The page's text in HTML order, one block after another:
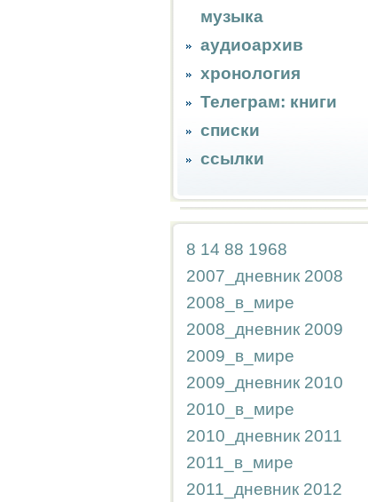
музыка
аудиоархив
хронология
Телеграм: книги
списки
ссылки
8 14 88 1968
2007_дневник 2008
2008_в_мире
2008_дневник 2009
2009_в_мире
2009_дневник 2010
2010_в_мире
2010_дневник 2011
2011_в_мире
2011_дневник 2012